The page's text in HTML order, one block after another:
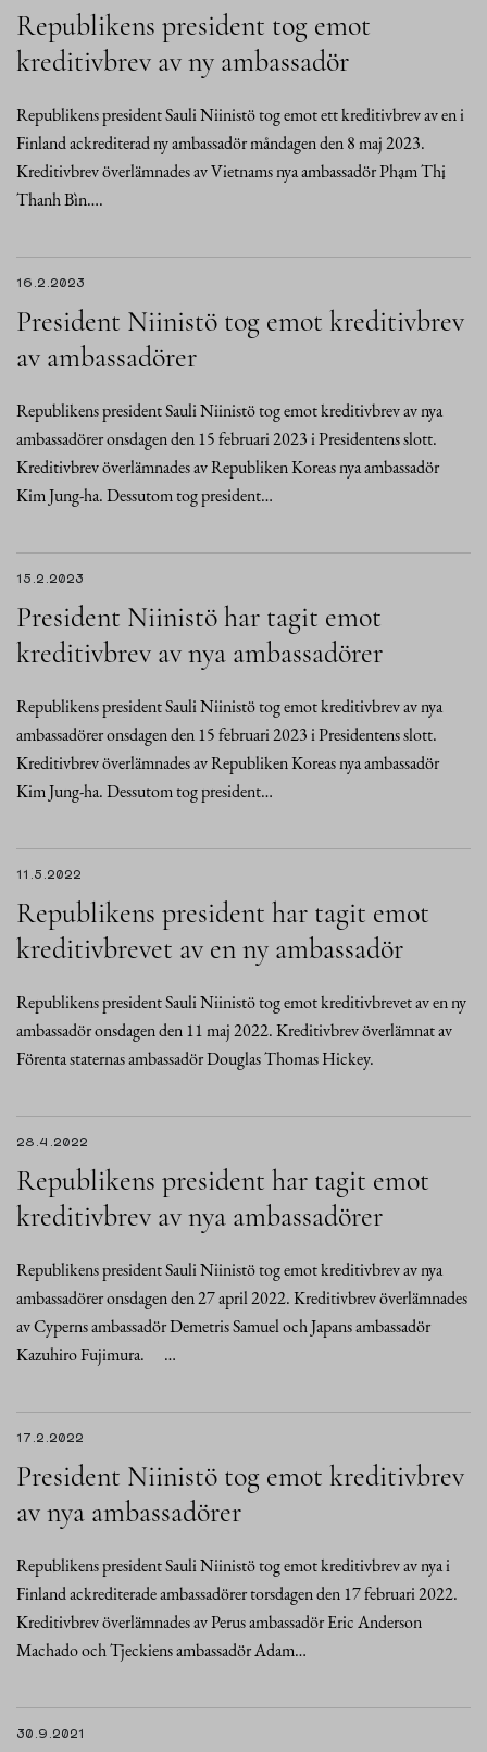
Republikens president tog emot
kreditivbrev av ny ambassadör
Republikens president Sauli Niinistö tog emot ett kreditivbrev av en i
Finland ackrediterad ny ambassadör måndagen den 8 maj 2023.
Kreditivbrev överlämnades av Vietnams nya ambassadör Phạm Thị
Thanh Bìn….
16.2.2023
President Niinistö tog emot kreditivbrev
av ambassadörer
Republikens president Sauli Niinistö tog emot kreditivbrev av nya
ambassadörer onsdagen den 15 februari 2023 i Presidentens slott.
Kreditivbrev överlämnades av Republiken Koreas nya ambassadör
Kim Jung-ha. Dessutom tog president…
15.2.2023
President Niinistö har tagit emot
kreditivbrev av nya ambassadörer
Republikens president Sauli Niinistö tog emot kreditivbrev av nya
ambassadörer onsdagen den 15 februari 2023 i Presidentens slott.
Kreditivbrev överlämnades av Republiken Koreas nya ambassadör
Kim Jung-ha. Dessutom tog president…
11.5.2022
Republikens president har tagit emot
kreditivbrevet av en ny ambassadör
Republikens president Sauli Niinistö tog emot kreditivbrevet av en ny
ambassadör onsdagen den 11 maj 2022. Kreditivbrev överlämnat av
Förenta staternas ambassadör Douglas Thomas Hickey.
28.4.2022
Republikens president har tagit emot
kreditivbrev av nya ambassadörer
Republikens president Sauli Niinistö tog emot kreditivbrev av nya
ambassadörer onsdagen den 27 april 2022. Kreditivbrev överlämnades
av Cyperns ambassadör Demetris Samuel och Japans ambassadör
Kazuhiro Fujimura. …
17.2.2022
President Niinistö tog emot kreditivbrev
av nya ambassadörer
Republikens president Sauli Niinistö tog emot kreditivbrev av nya i
Finland ackrediterade ambassadörer torsdagen den 17 februari 2022.
Kreditivbrev överlämnades av Perus ambassadör Eric Anderson
Machado och Tjeckiens ambassadör Adam…
30.9.2021